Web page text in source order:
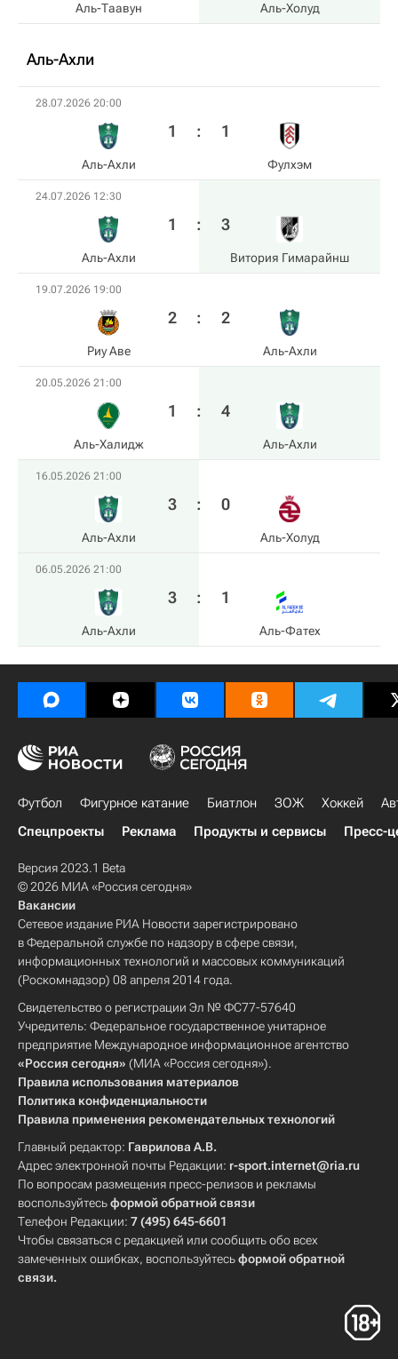
Аль-Таавун Аль-Холуд
Аль-Ахли
28.07.2026 20:00
Аль-Ахли
1 : 1
Фулхэм
24.07.2026 12:30
Аль-Ахли
1 : 3
Витория Гимарайнш
19.07.2026 19:00
Риу Аве
2 : 2
Аль-Ахли
20.05.2026 21:00
Аль-Халидж
1 : 4
Аль-Ахли
16.05.2026 21:00
Аль-Ахли
3 : 0
Аль-Холуд
06.05.2026 21:00
Аль-Ахли
3 : 1
Аль-Фатех
Футбол Фигурное катание Биатлон ЗОЖ Хоккей
Спецпроекты
Реклама Продукты и сервисы Пресс-
Версия 2023.1 Beta
© 2026 МИА «Россия сегодня»
Вакансии
Сетевое издание РИА Новости зарегистрировано
в Федеральной службе по надзору в сфере связи,
информационных технологий и массовых коммуникаций
(Роскомнадзор) 08 апреля 2014 года.
Свидетельство о регистрации Эл № ФС77-57640
Учредитель: Федеральное государственное унитарное
предприятие Международное информационное агентство
«Россия сегодня» (МИА «Россия сегодня»).
Правила использования материалов
Политика конфиденциальности
Правила применения рекомендательных технологий
Главный редактор: Гаврилова А.В.
Адрес электронной почты Редакции: r-sport.internet@ria.ru
По вопросам размещения пресс-релизов и рекламы
воспользуйтесьформой обратной связи
Телефон Редакции: 7 (495) 645-6601
Чтобы связаться с редакцией или сообщить обо всех
замеченных ошибках, воспользуйтесьформой обратной
связи.